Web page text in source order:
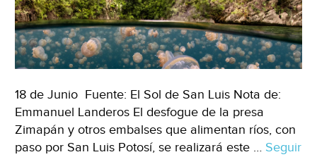
18 de Junio Fuente: El Sol de San Luis Nota de:
Emmanuel Landeros El desfogue de la presa
Zimapán y otros embalses que alimentan ríos, con
paso por San Luis Potosí, se realizará este … Seguir